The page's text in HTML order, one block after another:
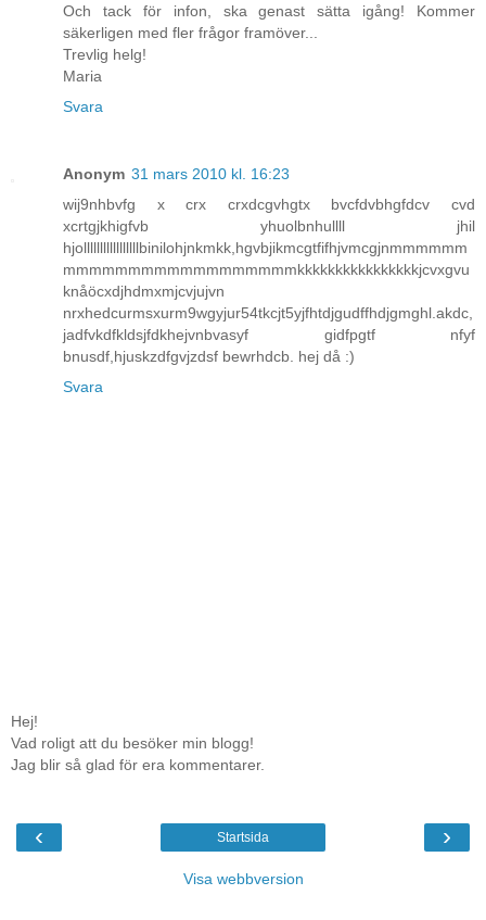
Och tack för infon, ska genast sätta igång! Kommer
säkerligen med fler frågor framöver...
Trevlig helg!
Maria
Svara
Anonym 31 mars 2010 kl. 16:23
wij9nhbvfg x crx crxdcgvhgtx bvcfdvbhgfdcv cvd
xcrtgjkhigfvb yhuolbnhullll jhil
hjolllllllllllllllllbinilohjnkmkk,hgvbjikmcgtfifhjvmcgjnmmmmmm
mmmmmmmmmmmmmmmmmmkkkkkkkkkkkkkkkkjcvxgvu
knåöcxdjhdmxmjcvjujvn
nrxhedcurmsxurm9wgyjur54tkcjt5yjfhtdjgudffhdjgmghl.akdc,
jadfvkdfkldsjfdkhejvnbvasyf gidfpgtf nfyf
bnusdf,hjuskzdfgvjzdsf bewrhdcb. hej då :)
Svara
Hej!
Vad roligt att du besöker min blogg!
Jag blir så glad för era kommentarer.
‹ ›
Startsida
Visa webbversion